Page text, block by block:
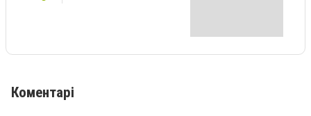
Коментарі